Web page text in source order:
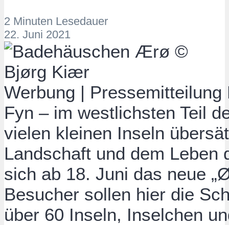
2 Minuten Lesedauer
22. Juni 2021
Werbung | Pressemitteilung
Fyn – im westlichsten Teil
vielen kleinen Inseln
Landschaft und dem Leben
sich ab 18. Juni das neue
Besucher sollen hier die
über 60 Inseln, Inselchen